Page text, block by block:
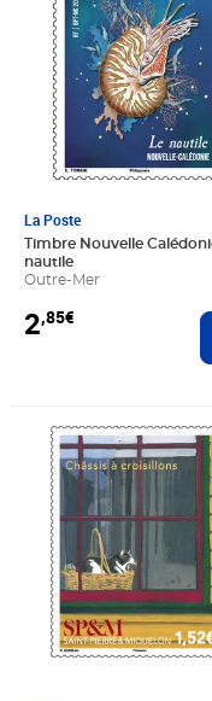
La Poste
Timbre Nouvelle
nautile
Outre-Mer
2,85€
Prix 1,52€